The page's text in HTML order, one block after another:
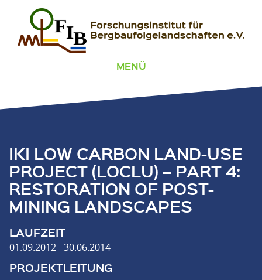
Zum Inhalt springen
FIB – Forschungsinstitut für Bergbaufolgelandschaften
MENÜ
IKI LOW CARBON LAND-USE
PROJECT (LOCLU) – PART 4:
RESTORATION OF POST-
MINING LANDSCAPES
LAUFZEIT
01.09.2012 - 30.06.2014
PROJEKTLEITUNG